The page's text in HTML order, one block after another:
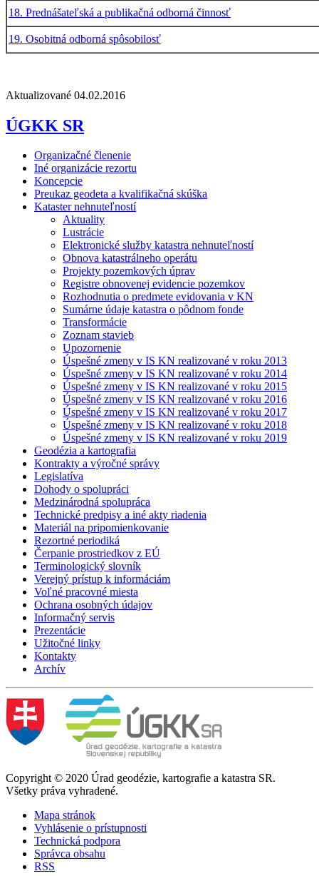
18. Prednášateľská a publikačná odborná činnosť
19. Osobitná odborná spôsobilosť
Aktualizované 04.02.2016
ÚGKK SR
Organizačné členenie
Iné organizácie rezortu
Koncepcie
Preukaz geodeta a kvalifikačná skúška
Kataster nehnuteľností
Aktuality
Lustrácie
Elektronické služby katastra nehnuteľností
Obnova katastrálneho operátu
Projekty pozemkových úprav
Registre obnovenej evidencie pozemkov
Rozhodnutia o predmete evidovania v KN
Sumárne údaje katastra o pôdnom fonde
Transformácie
Zoznam stavieb
Upozornenie
Úspešné zmeny v IS KN realizované v roku 2013
Úspešné zmeny v IS KN realizované v roku 2014
Úspešné zmeny v IS KN realizované v roku 2015
Úspešné zmeny v IS KN realizované v roku 2016
Úspešné zmeny v IS KN realizované v roku 2017
Úspešné zmeny v IS KN realizované v roku 2018
Úspešné zmeny v IS KN realizované v roku 2019
Geodézia a kartografia
Kontrakty a výročné správy
Legislatíva
Dohody o spolupráci
Medzinárodná spolupráca
Technické predpisy a iné akty riadenia
Materiál na pripomienkovanie
Rezortné periodiká
Čerpanie prostriedkov z EÚ
Terminologický slovník
Verejný prístup k informáciám
Voľné pracovné miesta
Ochrana osobných údajov
Informačný servis
Prezentácie
Užitočné linky
Kontakty
Archív
Copyright © 2020 Úrad geodézie, kartografie a katastra SR.
Všetky práva vyhradené.
Mapa stránok
Vyhlásenie o prístupnosti
Technická podpora
Správca obsahu
RSS